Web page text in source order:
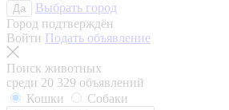
Да
Выбрать город
Город подтверждён
Войти Подать объявление
Поиск животных
среди 20 329 объявлений
Кошки
Собаки